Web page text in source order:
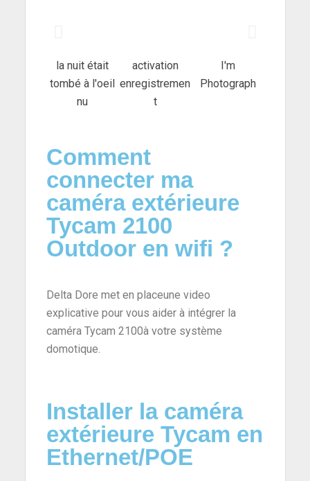
la nuit était
tombé à l'oeil
nu
activation
enregistremen
t
I'm
Photograph
Comment
connecter ma
caméra extérieure
Tycam 2100
Outdoor en wifi ?
Delta Dore met en placeune video
explicative pour vous aider à intégrer la
caméra Tycam 2100à votre système
domotique.
Installer la caméra
extérieure Tycam en
Ethernet/POE